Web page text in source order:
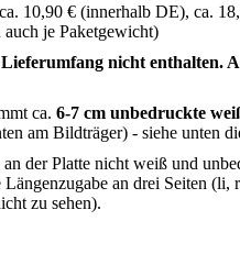
ca. 10,90 € (innerhalb DE), ca.
je Paketgewicht)
nicht enthalten.
ca. 6-7 cm unbedruckte
am Bildträger) - siehe unten
der Platte nicht weiß und
an drei Seiten (li,
zu sehen).